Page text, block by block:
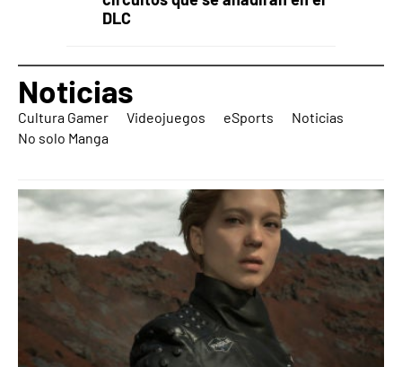
DLC
Noticias
Cultura Gamer Videojuegos eSports
Noticias
No solo Manga